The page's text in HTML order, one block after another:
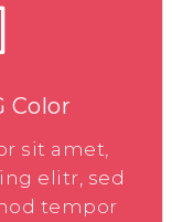
Color
sit amet,
elitr, sed
tempor